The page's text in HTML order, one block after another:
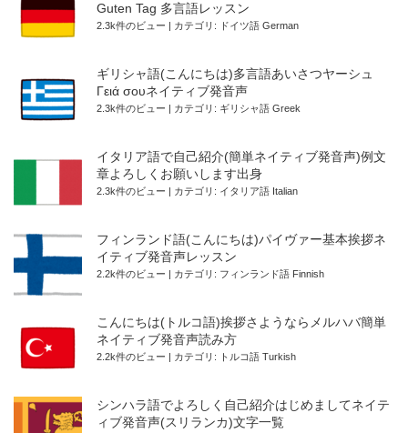
Guten Tag 多言語レッスン
2.3k件のビュー カテゴリ: ドイツ語 German
ギリシャ語(こんにちは)多言語あいさつヤーシュ
Γειά σουネイティブ発音声
2.3k件のビュー カテゴリ: ギリシャ語 Greek
イタリア語で自己紹介(簡単ネイティブ発音声)例文
章よろしくお願いします出身
2.3k件のビュー カテゴリ: イタリア語 Italian
フィンランド語(こんにちは)パイヴァー基本挨拶ネ
イティブ発音声レッスン
2.2k件のビュー カテゴリ: フィンランド語 Finnish
こんにちは(トルコ語)挨拶さようならメルハバ簡単
ネイティブ発音声読み方
2.2k件のビュー カテゴリ: トルコ語 Turkish
シンハラ語でよろしく自己紹介はじめましてネイテ
ィブ発音声(スリランカ)文字一覧